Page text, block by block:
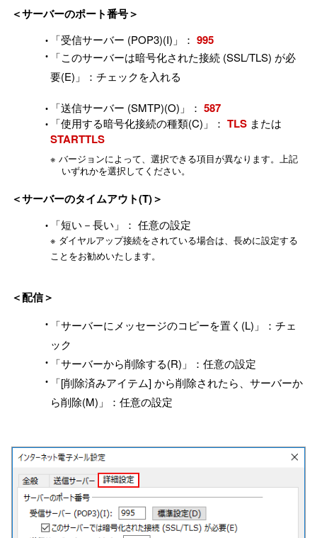
＜サーバーのポート番号＞
「受信サーバー (POP3)(I)」： 995
「このサーバーは暗号化された接続 (SSL/TLS) が必
要(E)」：チェックを入れる
「送信サーバー (SMTP)(O)」： 587
「使用する暗号化接続の種類(C)」： TLS または
STARTTLS
※ バージョンによって、選択できる項目が異なります。上記
いずれかを選択してください。
＜サーバーのタイムアウト(T)＞
「短い－長い」： 任意の設定
※ ダイヤルアップ接続をされている場合は、長めに設定する
ことをお勧めいたします。
＜配信＞
「サーバーにメッセージのコピーを置く(L)」：チェ
ック
「サーバーから削除する(R)」：任意の設定
「[削除済みアイテム] から削除されたら、サーバーか
ら削除(M)」：任意の設定